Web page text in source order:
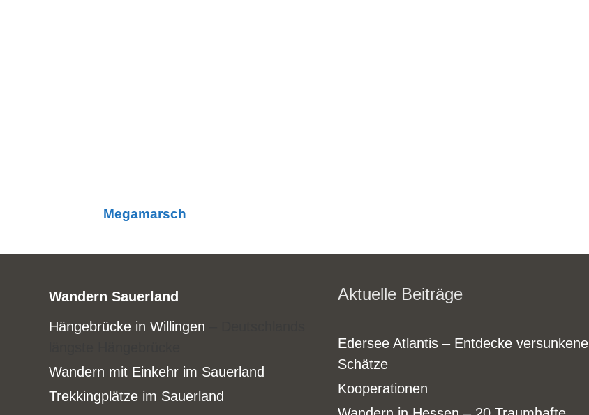
Megamarsch
Wandern Sauerland
Hängebrücke in Willingen
Wandern mit Einkehr im Sauerland
Trekkingplätze im Sauerland
Aktuelle Beiträge
Edersee Atlantis – Entdecke versunkene
Schätze
Kooperationen